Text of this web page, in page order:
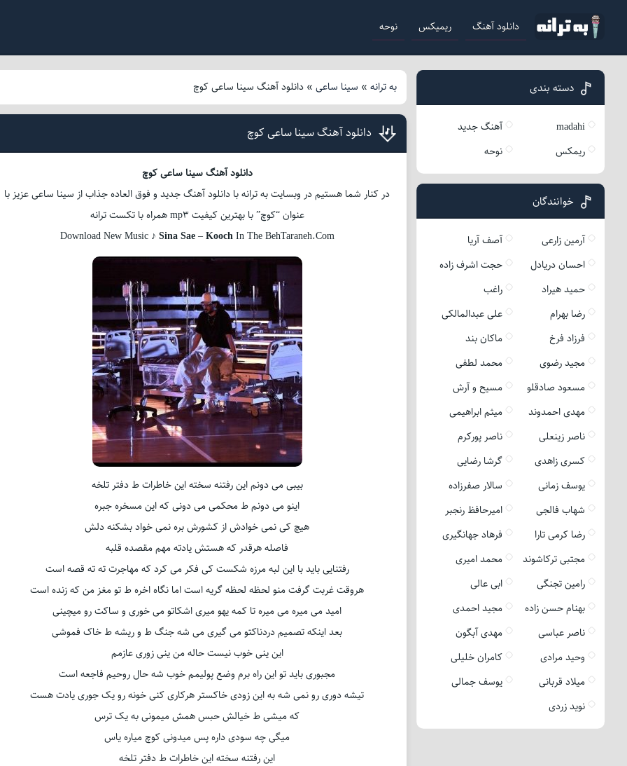
دانلود آهنگ ریمیکس نوحه
به ترانه» سینا ساعی» دانلود آهنگ سینا ساعی کوچ
دانلود آهنگ سینا ساعی کوچ
دانلود آهنگ سینا ساعی کوچ
در کنار شما هستیم در وبسایت به ترانه با دانلود آهنگ جدید و فوق العاده جذاب از سینا ساعی عزیز با
عنوان “کوچ” با بهترین کیفیت mp3 همراه با تکست ترانه
Download New Music ♪ Sina Sae–KoochIn The BehTaraneh.Com
بیبی می دونم این رفتنه سخته این خاطرات ط دفتر تلخه
اینو می دونم ط محکمی می دونی که این مسخره جبره
هیچ کی نمی خوادش از کشورش بره نمی خواد بشکنه دلش
فاصله هرقدر که هستش یادته مهم مقصده قلبه
رفتنایی باید با این لبه مرزه شکست کی فکر می کرد که مهاجرت ته ته قصه است
هروقت غربت گرفت منو لحظه لحظه گریه است اما نگاه اخره ط تو مغز من که زنده است
امید می میره می میره تا کمه یهو میری اشکاتو می خوری و ساکت رو میچینی
بعد اینکه تصمیم دردناکتو می گیری می شه جنگ ط و ریشه ط خاک فموشی
این ینی خوب نیست حاله من ینی زوری عازمم
مجبوری باید تو این راه برم وضع پولیمم خوب شه حال روحیم فاجعه است
تیشه دوری رو نمی شه به این زودی خاکستر هرکاری کنی خونه رو یک جوری یادت هست
که میشی ط خیالش حبس همش میمونی به یک ترس
میگی چه سودی داره پس میدونی کوچ میاره یاس
این رفتنه سخته این خاطرات ط دفتر تلخه
دسته بندی
madahi
آهنگ جدید
ریمکس
نوحه
خوانندگان
آرمین زارعی
آصف آریا
احسان دریادل
حجت اشرف زاده
حمید هیراد
راغب
رضا بهرام
علی عبدالمالکی
فرزاد فرخ
ماکان بند
مجید رضوی
محمد لطفی
مسعود صادقلو
مسیح و آرش
مهدی احمدوند
میثم ابراهیمی
ناصر زینعلی
ناصر پورکرم
کسری زاهدی
گرشا رضایی
یوسف زمانی
سالار صفرزاده
شهاب فالجی
امیرحافظ رنجبر
رضا کرمی تارا
فرهاد جهانگیری
مجتبی ترکاشوند
محمد امیری
رامین تجنگی
ابی عالی
بهنام حسن زاده
مجید احمدی
ناصر عباسی
مهدی آبگون
وحید مرادی
کامران خلیلی
میلاد قربانی
یوسف جمالی
نوید زردی